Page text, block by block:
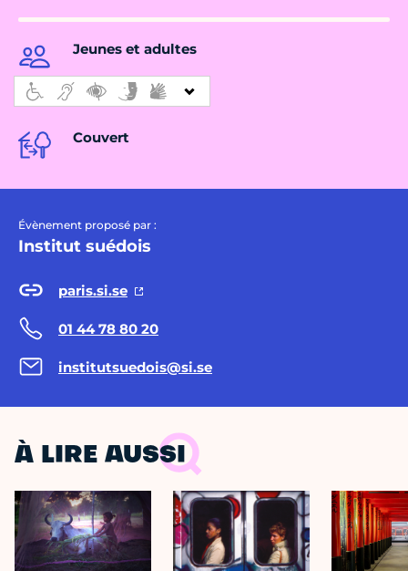
Jeunes et adultes
Couvert
Évènement proposé par :
Institut suédois
paris.si.se
01 44 78 80 20
institutsuedois@si.se
À LIRE AUSSI